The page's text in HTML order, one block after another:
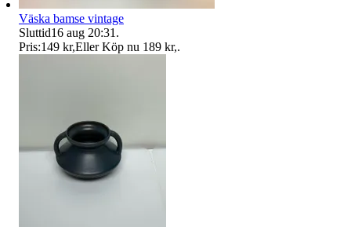
Väska bamse vintage
Sluttid16 aug 20:31 .
Pris:149 kr,Eller Köp nu 189 kr,.